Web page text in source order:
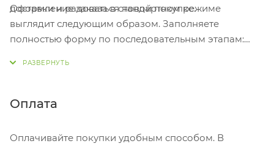
доставки и радоваться новой покупке.
Оформление заказа в стандартном режиме
выглядит следующим образом. Заполняете
полностью форму по последовательным этапам:
Нажмите кнопку «Оформить заказ».
Оплата
Оплачивайте покупки удобным способом. В